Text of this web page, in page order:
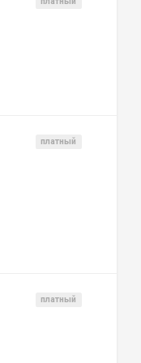
платный
платный